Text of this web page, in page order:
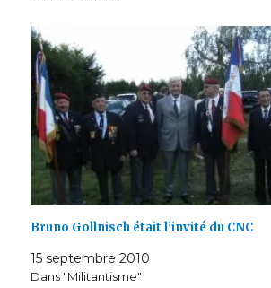
Bruno Gollnisch était l’invité du CNC
15 septembre 2010
Dans "Militantisme"